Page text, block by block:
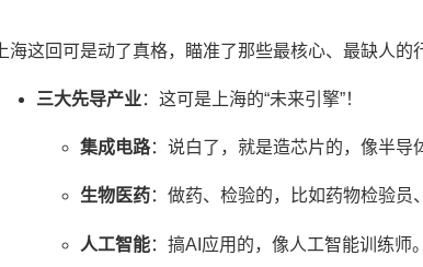
上海这回可是动了真格，瞄准了那些最核心、最缺人的
三大先导产业：这可是上海的“未来引擎”！
集成电路：说白了，就是造芯片的，像半导
生物医药：做药、检验的，比如药物检验员
人工智能：搞AI应用的，像人工智能训练师。